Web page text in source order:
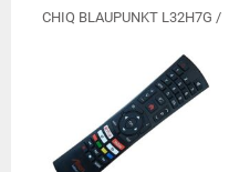
CHIQ BLAUPUNKT L32H7G /